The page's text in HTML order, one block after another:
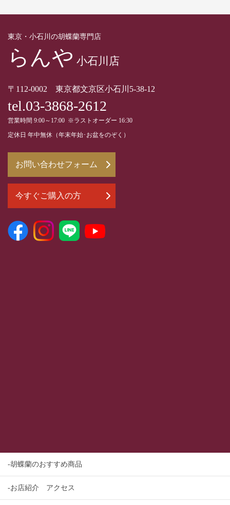
東京・小石川の胡蝶蘭専門店
らんや 小石川店
〒112-0002 東京都文京区小石川5-38-12
tel.03-3868-2612
営業時間 9:00～17:00 ※ラストオーダー 16:30
定休日 年中無休（年末年始･お盆をのぞく）
お問い合わせフォーム
今すぐご購入の方
-胡蝶蘭のおすすめ商品
-お店紹介 アクセス